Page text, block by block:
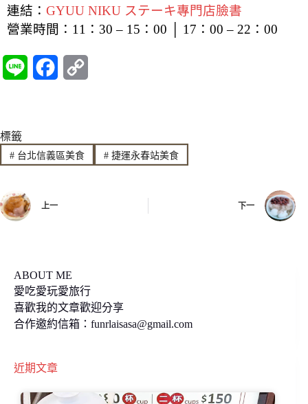
連結： GYUU NIKU ステーキ專門店臉書
營業時間：11：30 – 15：00 │ 17：00 – 22： 00
e e
b
y
L
標籤
#台北信義區美食 #捷運永春站美食
上一 下一
ABOUT ME
愛吃愛玩愛旅行
喜歡我的文章歡迎分享
合作邀約信箱： funrlaisasa@gmail.com
近期文章